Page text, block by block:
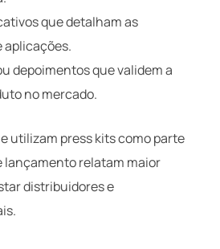
que detalham as
depoimentos que validem a
no mercado.
utilizam press kits como parte
lançamento relatam maior
distribuidores e